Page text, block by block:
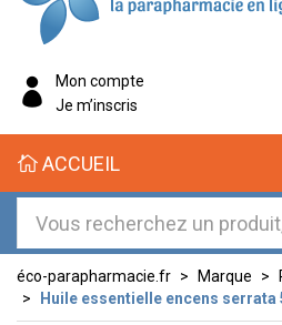
éco-
éco-
Mon compte
Je m’inscris
ACCUEIL
éco-parapharmacie.fr Marque
Huile essentielle encens serrata